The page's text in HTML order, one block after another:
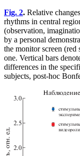
Fig. 2. Relative
rhythms in central
(observation,
by a personal
the monitor screen (red
one. Vertical bars
differences in the
subjects, post-hoc